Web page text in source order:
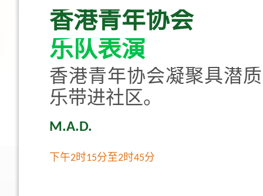
香港青年协会
乐队表演
香港青年协会凝聚具潜
乐带进社区。
M.A.D.
下午2时15分至2时45分